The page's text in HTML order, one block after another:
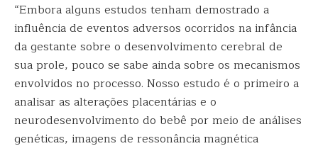
“Embora alguns estudos tenham demostrado a
influência de eventos adversos ocorridos na infância
da gestante sobre o desenvolvimento cerebral de
sua prole, pouco se sabe ainda sobre os mecanismos
envolvidos no processo. Nosso estudo é o primeiro a
analisar as alterações placentárias e o
neurodesenvolvimento do bebê por meio de análises
genéticas, imagens de ressonância magnética